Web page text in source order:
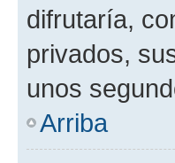
difrutaría,
privados,
unos
Arriba